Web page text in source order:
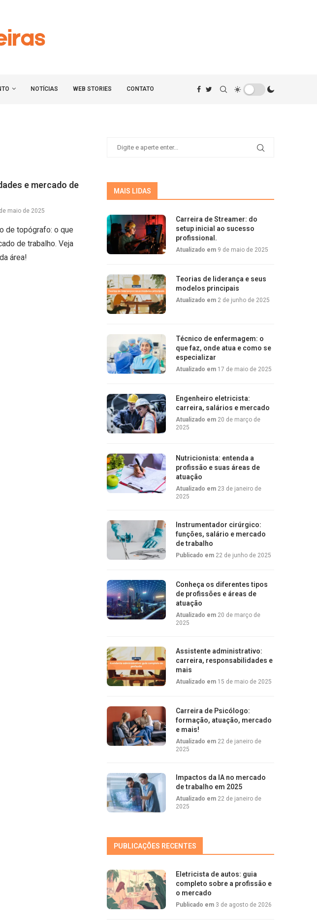
NOTÍCIAS WEB STORIES CONTATO
e mercado de
maio de 2025
de topógrafo: o que
de trabalho. Veja
área!
MAIS LIDAS
Carreira de Streamer: do
setup inicial ao sucesso
profissional.
Atualizado em 9 de maio de 2025
Teorias de liderança e seus
modelos principais
Atualizado em 2 de junho de 2025
Técnico de enfermagem: o
que faz, onde atua e como se
especializar
Atualizado em 17 de maio de 2025
Engenheiro eletricista:
carreira, salários e mercado
Atualizado em 20 de março de
2025
Nutricionista: entenda a
profissão e suas áreas de
atuação
Atualizado em 23 de janeiro de
2025
Instrumentador cirúrgico:
funções, salário e mercado
de trabalho
Publicado em 22 de junho de 2025
Conheça os diferentes tipos
de profissões e áreas de
atuação
Atualizado em 20 de março de
2025
Assistente administrativo:
carreira, responsabilidades e
mais
Atualizado em 15 de maio de 2025
Carreira de Psicólogo:
formação, atuação, mercado
e mais!
Atualizado em 22 de janeiro de
2025
Impactos da IA no mercado
de trabalho em 2025
Atualizado em 22 de janeiro de
2025
PUBLICAÇÕES RECENTES
Eletricista de autos: guia
completo sobre a profissão e
o mercado
Publicado em 3 de agosto de 2026